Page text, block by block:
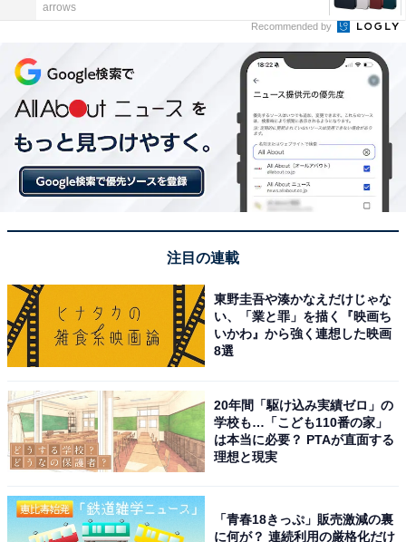
arrows
Recommended by
注目の連載
東野圭吾や湊かなえだけじゃな
い、「業と罪」を描く『映画ち
いかわ』から強く連想した映画
8選
20年間「駆け込み実績ゼロ」の
学校も…「こども110番の家」
は本当に必要？ PTAが直面する
理想と現実
「青春18きっぷ」販売激減の裏
に何が？ 連続利用の厳格化だけ